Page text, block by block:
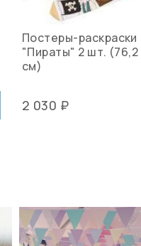
Постеры-раскраски
"Пираты" 2 шт. (76,2
см)
2 030 ₽